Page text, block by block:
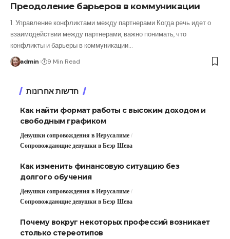
Преодоление барьеров в коммуникации
1. Управление конфликтами между партнерами Когда речь идет о
взаимодействии между партнерами, важно понимать, что
конфликты и барьеры в коммуникации…
admin 9 Min Read
חדשות אחרונות
Как найти формат работы с высоким доходом и
свободным графиком
Девушки сопровождения в Иерусалиме
Сопровождающие девушки в Беэр Шева
Как изменить финансовую ситуацию без
долгого обучения
Девушки сопровождения в Иерусалиме
Сопровождающие девушки в Беэр Шева
Почему вокруг некоторых профессий возникает
столько стереотипов